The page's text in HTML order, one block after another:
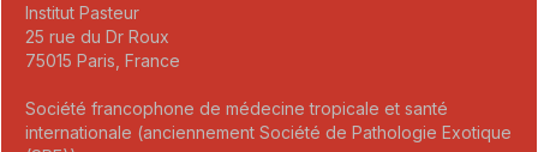
Institut Pasteur
25 rue du Dr Roux
75015 Paris, France
Société francophone de médecine tropicale et santé
internationale (anciennement Société de Pathologie Exotique